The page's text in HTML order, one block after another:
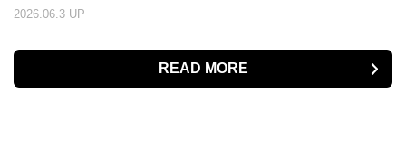
2026.06.3 UP
READ MORE